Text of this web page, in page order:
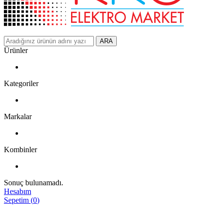
ARA
Ürünler
Kategoriler
Markalar
Kombinler
Sonuç bulunamadı.
Hesabım
Sepetim (0)